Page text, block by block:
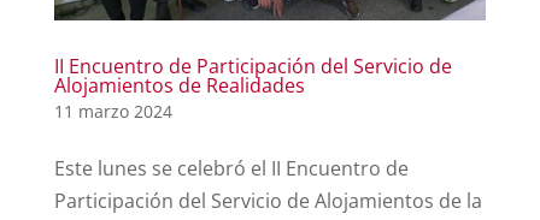
II Encuentro de Participación del Servicio de
Alojamientos de Realidades
11 marzo 2024
Este lunes se celebró el II Encuentro de
Participación del Servicio de Alojamientos de la